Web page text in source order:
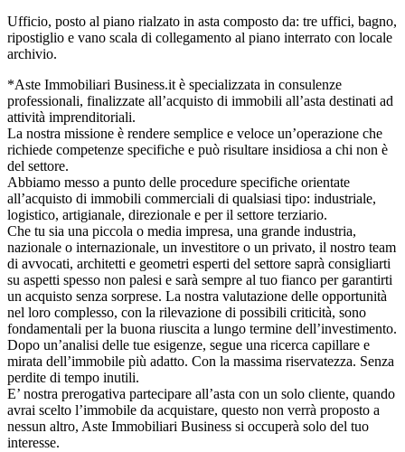
Ufficio, posto al piano rialzato in asta composto da: tre uffici, bagno,
ripostiglio e vano scala di collegamento al piano interrato con locale
archivio.
*Aste Immobiliari Business.it è specializzata in consulenze
professionali, finalizzate all’acquisto di immobili all’asta destinati ad
attività imprenditoriali.
La nostra missione è rendere semplice e veloce un’operazione che
richiede competenze specifiche e può risultare insidiosa a chi non è
del settore.
Abbiamo messo a punto delle procedure specifiche orientate
all’acquisto di immobili commerciali di qualsiasi tipo: industriale,
logistico, artigianale, direzionale e per il settore terziario.
Che tu sia una piccola o media impresa, una grande industria,
nazionale o internazionale, un investitore o un privato, il nostro team
di avvocati, architetti e geometri esperti del settore saprà consigliarti
su aspetti spesso non palesi e sarà sempre al tuo fianco per garantirti
un acquisto senza sorprese. La nostra valutazione delle opportunità
nel loro complesso, con la rilevazione di possibili criticità, sono
fondamentali per la buona riuscita a lungo termine dell’investimento.
Dopo un’analisi delle tue esigenze, segue una ricerca capillare e
mirata dell’immobile più adatto. Con la massima riservatezza. Senza
perdite di tempo inutili.
E’ nostra prerogativa partecipare all’asta con un solo cliente, quando
avrai scelto l’immobile da acquistare, questo non verrà proposto a
nessun altro, Aste Immobiliari Business si occuperà solo del tuo
interesse.